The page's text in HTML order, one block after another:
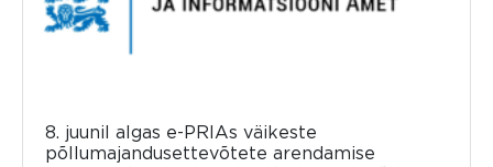
8. juunil algas e-PRIAs väikeste
põllumajandusettevõtete arendamise